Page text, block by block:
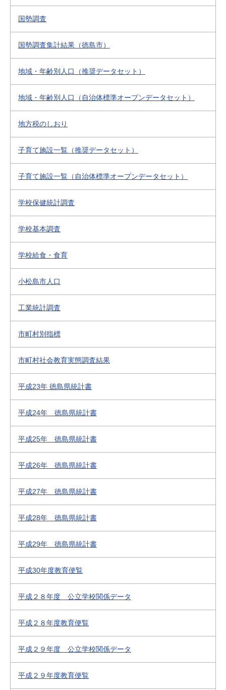
国勢調査
国勢調査集計結果（徳島市）
地域・年齢別人口（推奨データセット）
地域・年齢別人口（自治体標準オープンデータセット）
地方税のしおり
子育て施設一覧（推奨データセット）
子育て施設一覧（自治体標準オープンデータセット）
学校保健統計調査
学校基本調査
学校給食・食育
小松島市人口
工業統計調査
市町村別指標
市町村社会教育実態調査結果
平成23年 徳島県統計書
平成24年 徳島県統計書
平成25年 徳島県統計書
平成26年 徳島県統計書
平成27年 徳島県統計書
平成28年 徳島県統計書
平成29年 徳島県統計書
平成30年度教育便覧
平成２８年度 公立学校関係データ
平成２８年度教育便覧
平成２９年度 公立学校関係データ
平成２９年度教育便覧